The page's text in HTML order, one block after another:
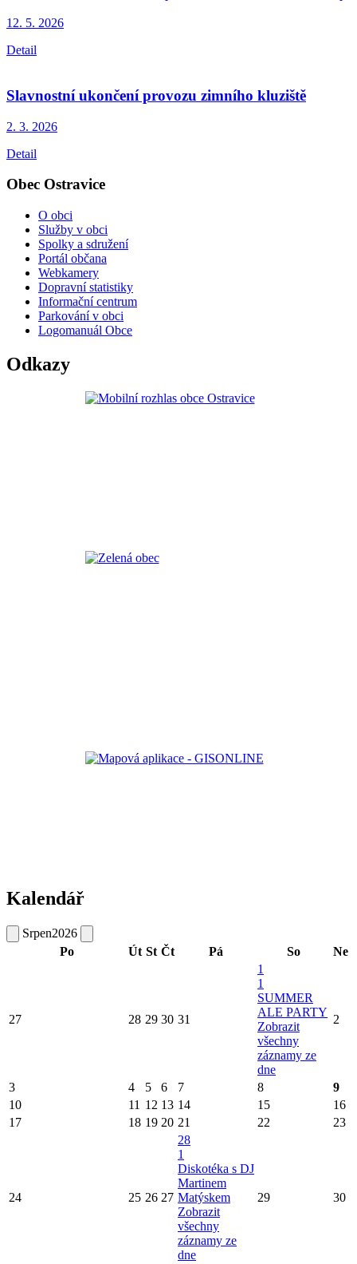
12. 5. 2026
Detail
Slavnostní ukončení provozu zimního kluziště
2. 3. 2026
Detail
Obec Ostravice
O obci
Služby v obci
Spolky a sdružení
Portál občana
Webkamery
Dopravní statistiky
Informační centrum
Parkování v obci
Logomanuál Obce
Odkazy
Kalendář
Srpen2026
Po
Út St Čt Pá So Ne
27 28 29 30 31
1
1
SUMMER
ALE PARTY
Zobrazit
všechny
záznamy ze
dne
2
3 4 5 6 7 8
9
10
11 12 13 14 15
16
17
18 19 20 21 22 23
24 25 26 27
28
1
Diskotéka s DJ
Martinem
Matýskem
Zobrazit
všechny
záznamy ze
dne
29 30